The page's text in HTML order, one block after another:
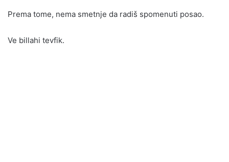
Prema tome, nema smetnje da radiš spomenuti posao.
Ve billahi tevfik.